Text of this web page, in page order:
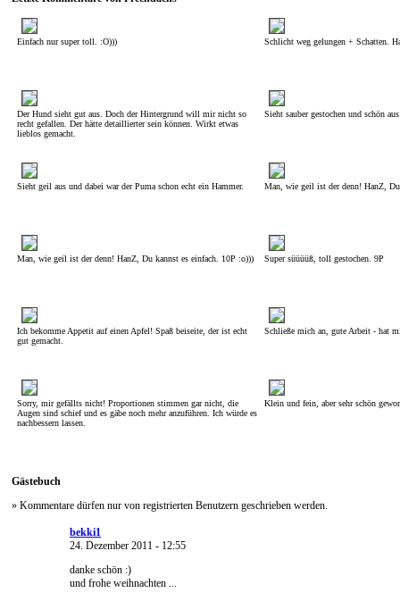
Einfach nur super toll. :O))) Schlicht weg gelungen + Schatten.
Der Hund sieht gut aus. Doch der Hintergrund will mir nicht so
recht gefallen. Der hätte detaillierter sein können. Wirkt etwas
lieblos gemacht.
Sieht sauber gestochen und schön
Sieht geil aus und dabei war der Puma schon echt ein Hammer. Man, wie geil ist der denn! HanZ,
Man, wie geil ist der denn! HanZ, Du kannst es einfach. 10P :o))) Super süüüüß, toll gestochen. 9P
Ich bekomme Appetit auf einen Apfel! Spaß beiseite, der ist echt
gut gemacht.
Schließe mich an, gute Arbeit - hat
Sorry, mir gefällts nicht! Proportionen stimmen gar nicht, die
Augen sind schief und es gäbe noch mehr anzuführen. Ich würde es
nachbessern lassen.
Klein und fein, aber sehr schön
Gästebuch
» Kommentare dürfen nur von registrierten Benutzern geschrieben werden.
bekki1
24. Dezember 2011 - 12:55
danke schön :)
und frohe weihnachten ...